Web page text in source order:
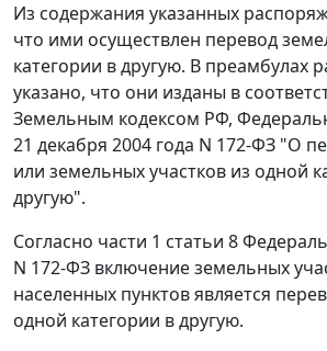
Из содержания указанных
что ими осуществлен перевод
категории в другую. В преамбулах
указано, что они изданы в
Земельным кодексом РФ,
21 декабря 2004 года N 172-ФЗ "О
или земельных участков из одной
другую".
Согласно части 1 статьи 8
N 172-ФЗ включение земельных
населенных пунктов является
одной категории в другую.